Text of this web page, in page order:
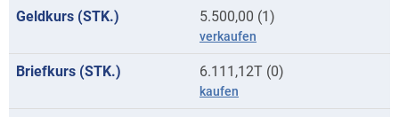
5.500,00 (1)
verkaufen
6.111,12T (0)
kaufen